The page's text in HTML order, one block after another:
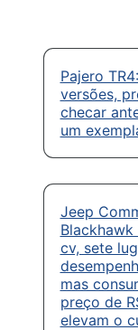
Pajero
versões,
checar
um
Jeep
cv, sete
mas
preço de
elevam o